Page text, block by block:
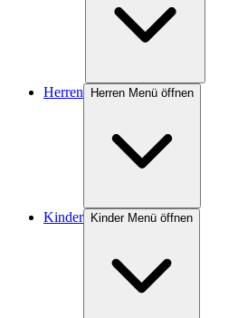
Herren Herren Menü öffnen
Kinder Kinder Menü öffnen